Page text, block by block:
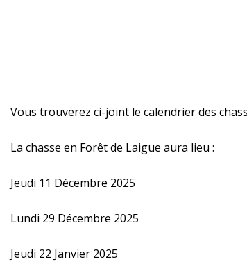
Vous trouverez ci-joint le calendrier des
La chasse en Forêt de Laigue aura lieu :
Jeudi 11 Décembre 2025
Lundi 29 Décembre 2025
Jeudi 22 Janvier 2025